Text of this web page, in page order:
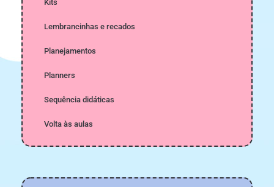
Kits
Lembrancinhas e recados
Planejamentos
Planners
Sequência didáticas
Volta às aulas